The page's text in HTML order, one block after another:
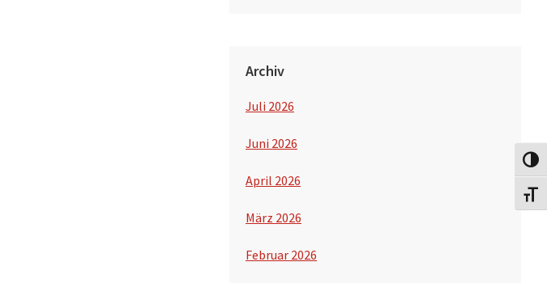
Archiv
Juli 2026
Juni 2026
April 2026
März 2026
Februar 2026